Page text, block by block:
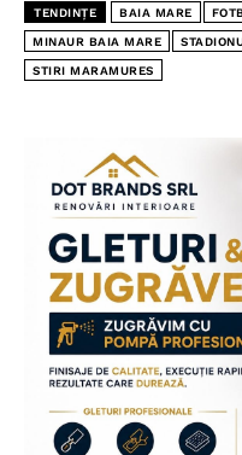
TENDINȚE BAIA MARE
MINAUR BAIA MARE
STIRI MARAMURES